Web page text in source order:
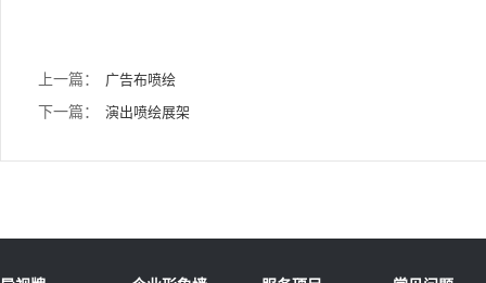
上一篇： 广告布喷绘
下一篇： 演出喷绘展架